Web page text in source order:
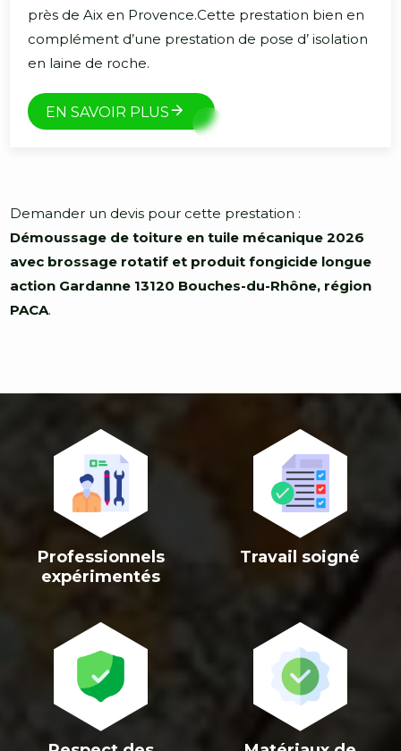
près de Aix en Provence.Cette prestation bien en
complément d’une prestation de pose d’ isolation
en laine de roche.
EN SAVOIR PLUS
Demander un devis pour cette prestation :
Démoussage de toiture en tuile mécanique 2026
avec brossage rotatif et produit fongicide longue
action Gardanne 13120 Bouches-du-Rhône, région
PACA.
Professionnels
expérimentés
Travail soigné